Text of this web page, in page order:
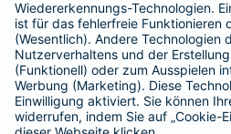
BELIEBTE
Kranken-